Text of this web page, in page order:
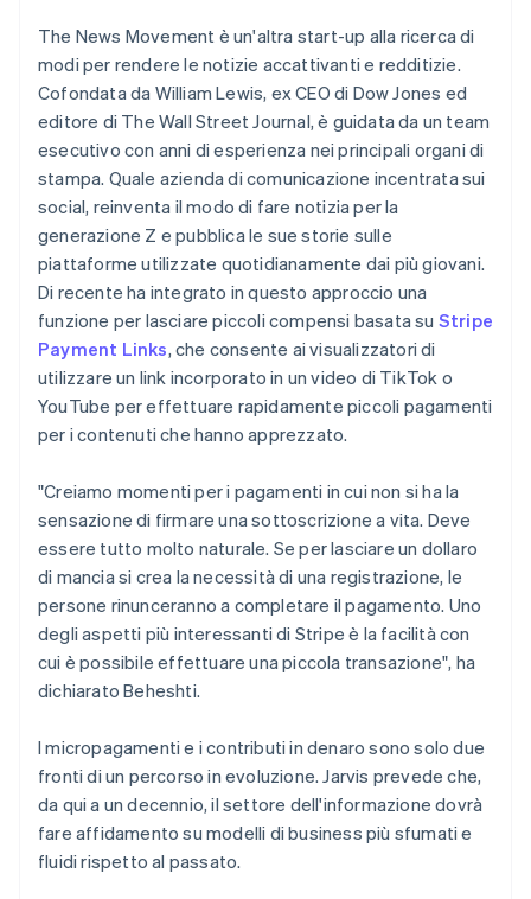
The News Movement è un'altra start-up alla ricerca di
modi per rendere le notizie accattivanti e redditizie.
Cofondata da William Lewis, ex CEO di Dow Jones ed
editore di The Wall Street Journal, è guidata da un team
esecutivo con anni di esperienza nei principali organi di
stampa. Quale azienda di comunicazione incentrata sui
social, reinventa il modo di fare notizia per la
generazione Z e pubblica le sue storie sulle
piattaforme utilizzate quotidianamente dai più giovani.
Di recente ha integrato in questo approccio una
funzione per lasciare piccoli compensi basata su Stripe
Payment Links, che consente ai visualizzatori di
utilizzare un link incorporato in un video di TikTok o
YouTube per effettuare rapidamente piccoli pagamenti
per i contenuti che hanno apprezzato.
"Creiamo momenti per i pagamenti in cui non si ha la
sensazione di firmare una sottoscrizione a vita. Deve
essere tutto molto naturale. Se per lasciare un dollaro
di mancia si crea la necessità di una registrazione, le
persone rinunceranno a completare il pagamento. Uno
degli aspetti più interessanti di Stripe è la facilità con
cui è possibile effettuare una piccola transazione", ha
dichiarato Beheshti.
I micropagamenti e i contributi in denaro sono solo due
fronti di un percorso in evoluzione. Jarvis prevede che,
da qui a un decennio, il settore dell'informazione dovrà
fare affidamento su modelli di business più sfumati e
fluidi rispetto al passato.
Australia
English
DeutschEnglish
Belgio
Nederlands Français Deutsch English
Brasile
PortuguêsEnglish
Bulgaria